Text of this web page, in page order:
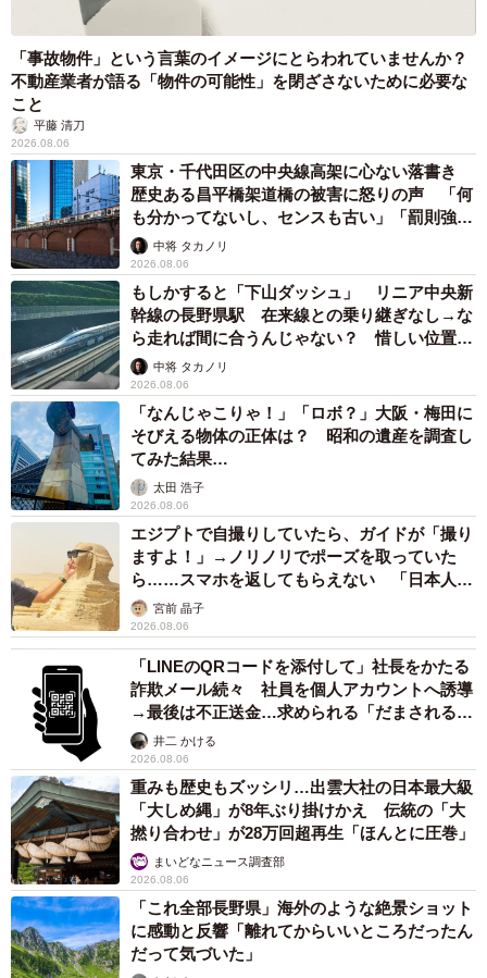
「事故物件」という言葉のイメージにとらわれていませんか？
不動産業者が語る「物件の可能性」を閉ざさないために必要な
こと
平藤 清刀
2026.08.06
東京・千代田区の中央線高架に心ない落書き
歴史ある昌平橋架道橋の被害に怒りの声 「何
も分かってないし、センスも古い」「罰則強化
して」中将 タカノリ
2026.08.06
もしかすると「下山ダッシュ」 リニア中央新
幹線の長野県駅 在来線との乗り継ぎなし→な
ら走れば間に合うんじゃない？ 惜しい位置関
係が反響
中将 タカノリ
2026.08.06
「なんじゃこりゃ！」「ロボ？」大阪・梅田に
そびえる物体の正体は？ 昭和の遺産を調査し
てみた結果…
太田 浩子
2026.08.06
エジプトで自撮りしていたら、ガイドが「撮り
ますよ！」→ノリノリでポーズを取っていた
ら……スマホを返してもらえない 「日本人は
カモ代表かも」「私は6時間で3万円払った」
宮前 晶子
2026.08.06
「LINEのQRコードを添付して」社長をかたる
詐欺メール続々 社員を個人アカウントへ誘導
→最後は不正送金…求められる「だまされる前
提」の対策
井二 かける
2026.08.06
重みも歴史もズッシリ…出雲大社の日本最大級
「大しめ縄」が8年ぶり掛けかえ 伝統の「大
撚り合わせ」が28万回超再生「ほんとに圧巻」
まいどなニュース調査部
2026.08.06
「これ全部長野県」海外のような絶景ショット
に感動と反響「離れてからいいところだったん
だって気づいた」